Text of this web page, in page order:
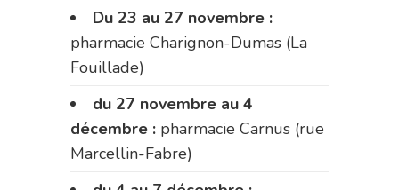
Du 23 au 27 novembre :
pharmacie Charignon-Dumas (La
Fouillade)
du 27 novembre au 4
décembre : pharmacie Carnus (rue
Marcellin-Fabre)